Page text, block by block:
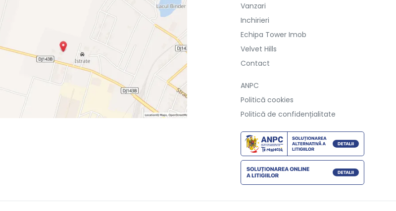
Vanzari
Inchirieri
Echipa Tower Imob
Velvet Hills
Contact
ANPC
Politică cookies
Politică de confidențialitate